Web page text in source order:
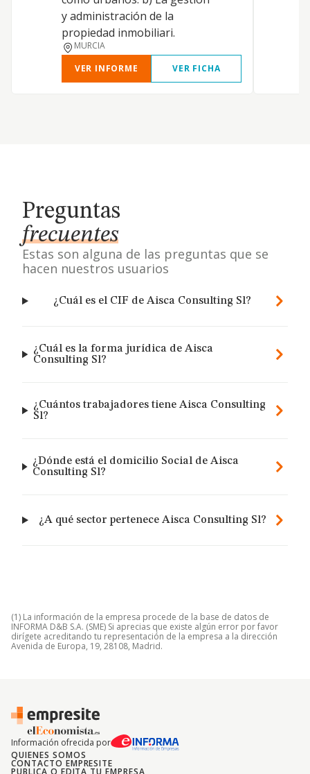
y administración de la
propiedad inmobiliari.
MURCIA
VER INFORME
VER FICHA
Preguntas
frecuentes
Estas son alguna de las preguntas que se
hacen nuestros usuarios
¿Cuál es el CIF de Aisca Consulting Sl?
¿Cuál es la forma jurídica de Aisca
Consulting Sl?
¿Cuántos trabajadores tiene Aisca Consulting
Sl?
¿Dónde está el domicilio Social de Aisca
Consulting Sl?
¿A qué sector pertenece Aisca Consulting Sl?
(1) La información de la empresa procede de la base de datos de
INFORMA D&B S.A. (SME) Si aprecias que existe algún error por favor
dirígete acreditando tu representación de la empresa a la dirección
Avenida de Europa, 19, 28108, Madrid.
Información ofrecida por
QUIENES SOMOS
CONTACTO EMPRESITE
PUBLICA O EDITA TU EMPRESA